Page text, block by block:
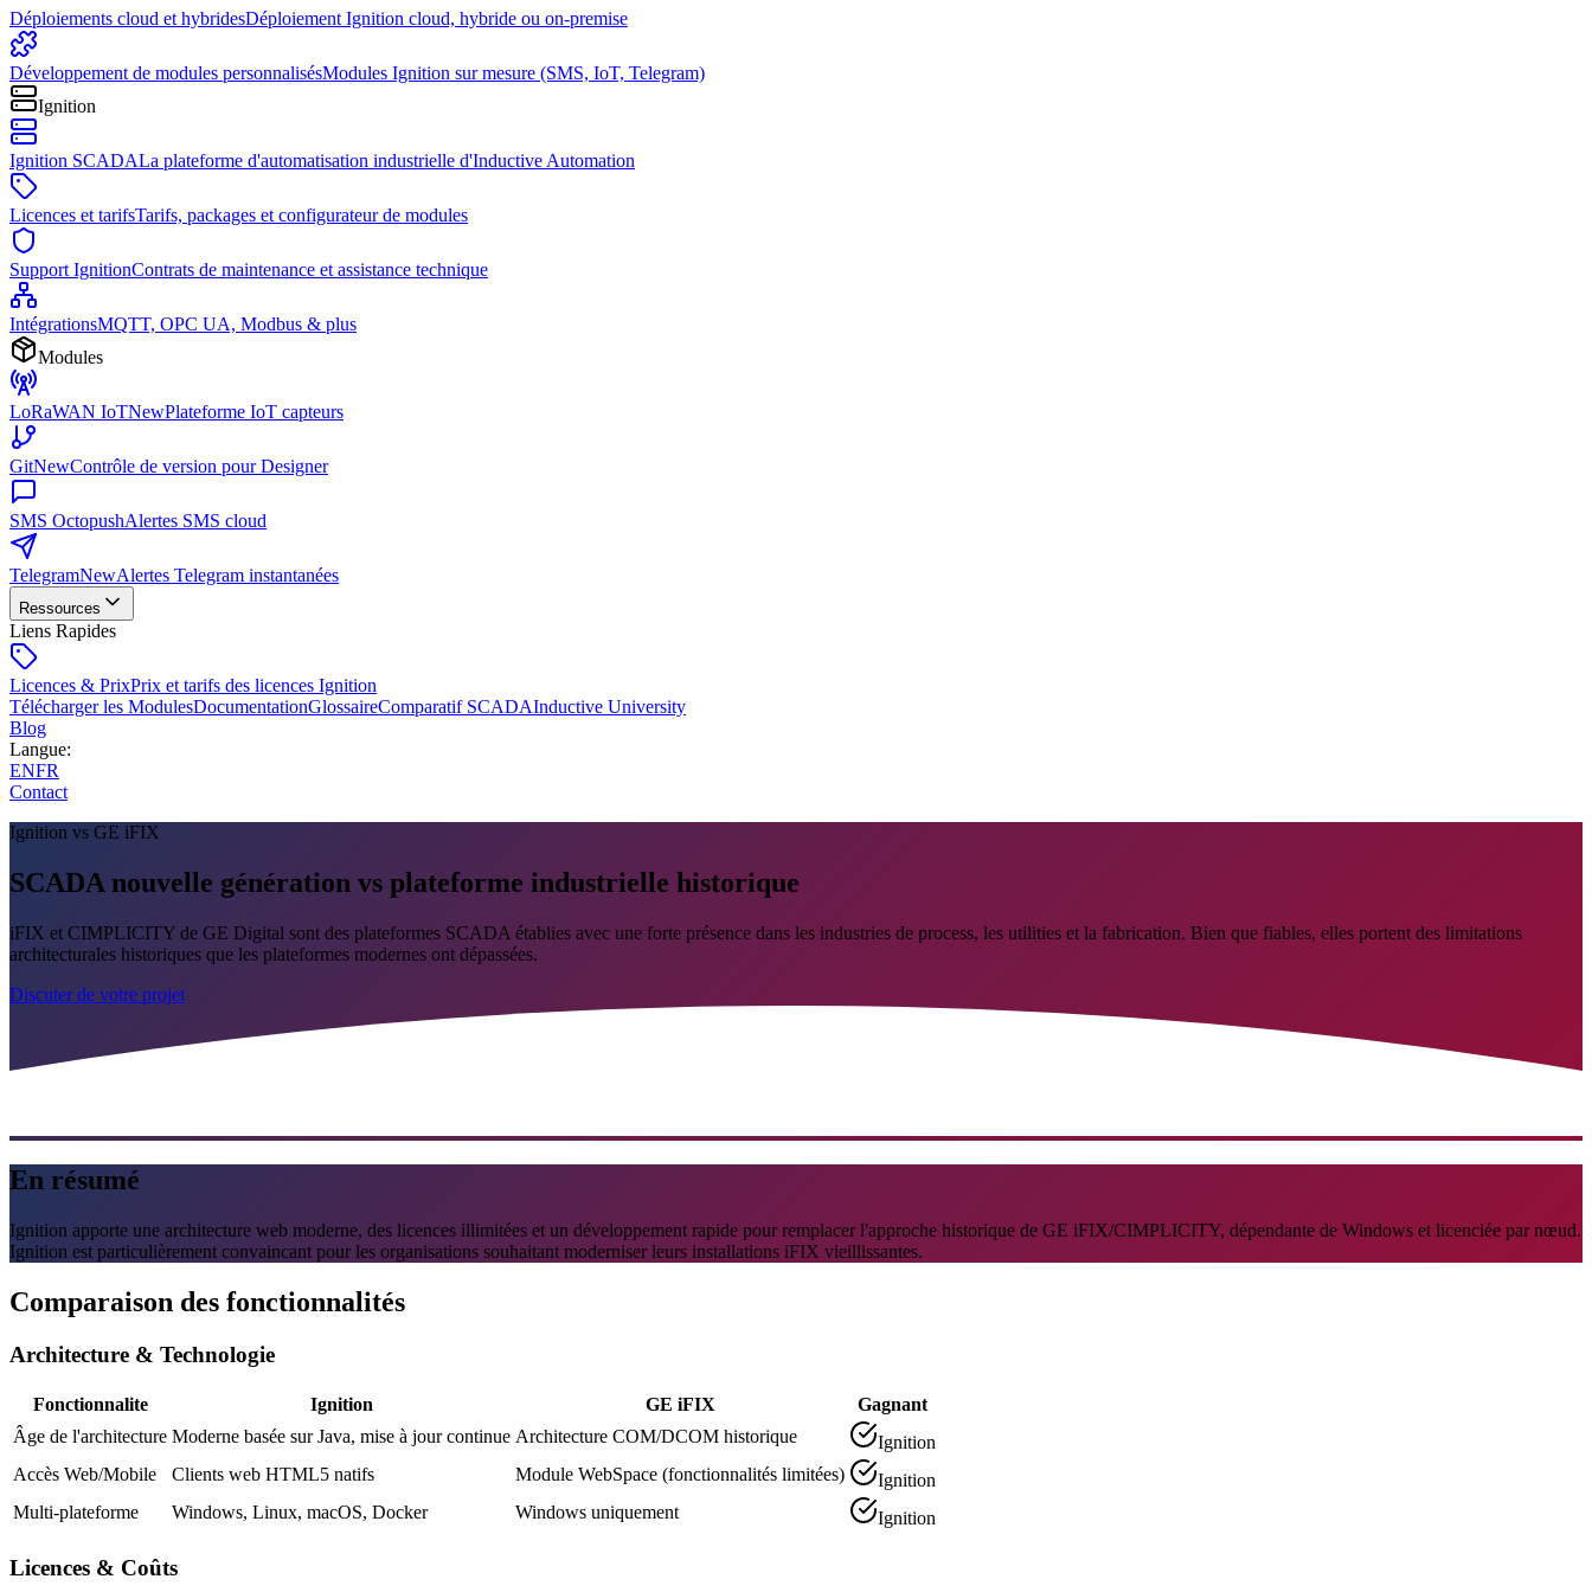
Déploiements cloud et hybridesDéploiement Ignition cloud, hybride ou on-premise
Développement de modules personnalisésModules Ignition sur mesure (SMS, IoT, Telegram)
Ignition
Ignition SCADALa plateforme d'automatisation industrielle d'Inductive Automation
Licences et tarifsTarifs, packages et configurateur de modules
Support IgnitionContrats de maintenance et assistance technique
IntégrationsMQTT, OPC UA, Modbus & plus
Modules
LoRaWAN IoTNewPlateforme IoT capteurs
GitNewContrôle de version pour Designer
SMS OctopushAlertes SMS cloud
TelegramNewAlertes Telegram instantanées
Ressources
Liens Rapides
Licences & PrixPrix et tarifs des licences Ignition
Télécharger les ModulesDocumentationGlossaireComparatif SCADAInductive University
Blog
Langue:
ENFR
Contact
Ignition vs GE iFIX
SCADA nouvelle génération vs plateforme industrielle historique
iFIX et CIMPLICITY de GE Digital sont des plateformes SCADA établies avec une forte présence dans les industries de process, les utilities et la fabrication. Bien que fiables, elles portent des limitations
architecturales historiques que les plateformes modernes ont dépassées.
Discuter de votre projet
En résumé
Ignition apporte une architecture web moderne, des licences illimitées et un développement rapide pour remplacer l'approche historique de GE iFIX/CIMPLICITY, dépendante de Windows et licenciée par nœud.
Ignition est particulièrement convaincant pour les organisations souhaitant moderniser leurs installations iFIX vieillissantes.
Comparaison des fonctionnalités
Architecture & Technologie
Fonctionnalite Ignition GE iFIX
Gagnant
Âge de l'architecture Moderne basée sur Java, mise à jour continue Architecture COM/DCOM historique
Ignition
Accès Web/Mobile
Clients web HTML5 natifs Module WebSpace (fonctionnalités limitées)
Ignition
Multi-plateforme
Windows, Linux, macOS, Docker Windows uniquement Ignition
Licences & Coûts